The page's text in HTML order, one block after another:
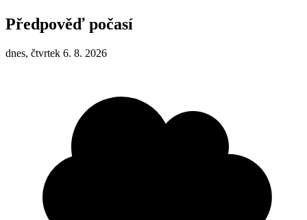
Předpověď počasí
dnes, čtvrtek 6. 8. 2026